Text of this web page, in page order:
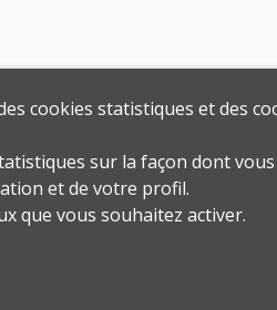
cookies statistiques et des
sur la façon dont
et de votre profil.
que vous souhaitez activer.